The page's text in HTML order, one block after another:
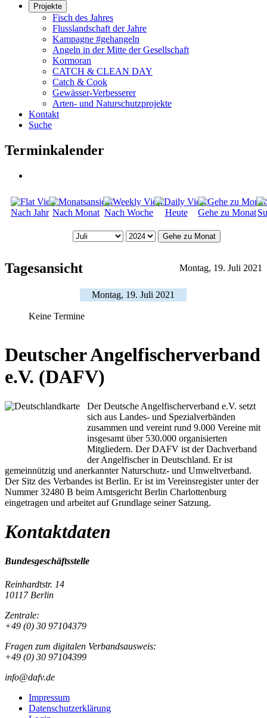
Projekte
Fisch des Jahres
Flusslandschaft der Jahre
Kampagne #gehangeln
Angeln in der Mitte der Gesellschaft
Kormoran
CATCH & CLEAN DAY
Catch & Cook
Gewässer-Verbesserer
Arten- und Naturschutzprojekte
Kontakt
Suche
Terminkalender
Nach Jahr Nach Monat Nach Woche Heute Gehe zu Monat
Gehe zu Monat
Tagesansicht Montag, 19. Juli 2021
Montag, 19. Juli 2021
Keine Termine
Deutscher Angelfischerverband
e.V. (DAFV)
Der Deutsche Angelfischerverband e.V. setzt
sich aus Landes- und Spezialverbänden
zusammen und vereint rund 9.000 Vereine mit
insgesamt über 530.000 organisierten
Mitgliedern. Der DAFV ist der Dachverband
der Angelfischer in Deutschland. Er ist
gemeinnützig und anerkannter Naturschutz- und Umweltverband.
Der Sitz des Verbandes ist Berlin. Er ist im Vereinsregister unter der
Nummer 32480 B beim Amtsgericht Berlin Charlottenburg
eingetragen und arbeitet auf Grundlage seiner Satzung.
Kontaktdaten
Bundesgeschäftsstelle
Reinhardtstr. 14
10117 Berlin
Zentrale:
+49 (0) 30 97104379
Fragen zum digitalen Verbandsausweis:
+49 (0) 30 97104399
info@dafv.de
Impressum
Datenschutzerklärung